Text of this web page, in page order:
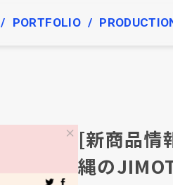
PORTFOLIO
[新商品情
縄の